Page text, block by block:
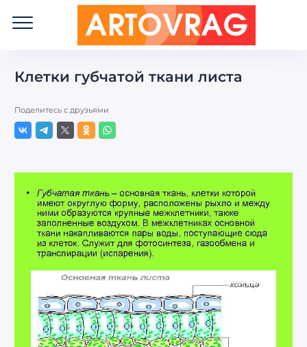
OVRAG
Клетки губчатой ткани листа
Поделитесь с друзьями